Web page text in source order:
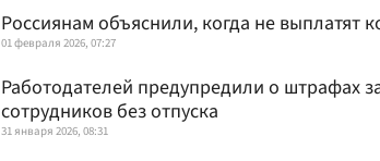
Россиянам объяснили, когда не выплатят
01 февраля 2026, 07:27
Работодателей предупредили о штрафах
сотрудников без отпуска
31 января 2026, 08:31